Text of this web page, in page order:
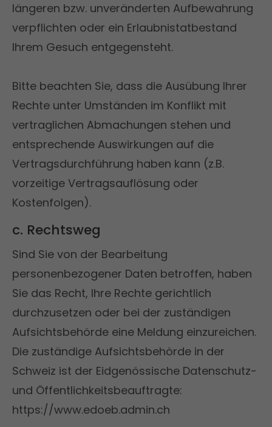
längeren bzw. unveränderten Aufbewahrung
verpflichten oder ein Erlaubnistatbestand
Ihrem Gesuch entgegensteht.
Bitte beachten Sie, dass die Ausübung Ihrer
Rechte unter Umständen im Konflikt mit
vertraglichen Abmachungen stehen und
entsprechende Auswirkungen auf die
Vertragsdurchführung haben kann (z.B.
vorzeitige Vertragsauflösung oder
Kostenfolgen).
c. Rechtsweg
Sind Sie von der Bearbeitung
personenbezogener Daten betroffen, haben
Sie das Recht, Ihre Rechte gerichtlich
durchzusetzen oder bei der zuständigen
Aufsichtsbehörde eine Meldung einzureichen.
Die zuständige Aufsichtsbehörde in der
Schweiz ist der Eidgenössische Datenschutz-
und Öffentlichkeitsbeauftragte:
https://www.edoeb.admin.ch